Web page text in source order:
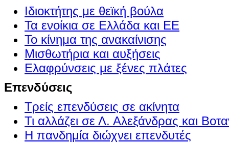
Ιδιοκτήτης με θεϊκή βούλα
Τα ενοίκια σε Ελλάδα και ΕΕ
Το κίνημα της ανακαίνισης
Μισθωτήρια και αυξήσεις
Ελαφρύνσεις με ξένες πλάτες
Επενδύσεις
Τρείς επενδύσεις σε ακίνητα
Τι αλλάζει σε Λ. Αλεξάνδρας και
Η πανδημία διώχνει επενδυτές